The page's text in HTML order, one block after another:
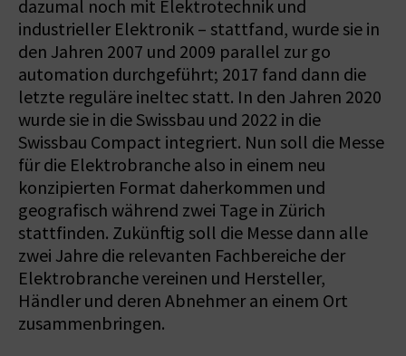
dazumal noch mit Elektrotechnik und
industrieller Elektronik – stattfand, wurde sie in
den Jahren 2007 und 2009 parallel zur go
automation durchgeführt; 2017 fand dann die
letzte reguläre ineltec statt. In den Jahren 2020
wurde sie in die Swissbau und 2022 in die
Swissbau Compact integriert. Nun soll die Messe
für die Elektrobranche also in einem neu
konzipierten Format daherkommen und
geografisch während zwei Tage in Zürich
stattfinden. Zukünftig soll die Messe dann alle
zwei Jahre die relevanten Fachbereiche der
Elektrobranche vereinen und Hersteller,
Händler und deren Abnehmer an einem Ort
zusammenbringen.